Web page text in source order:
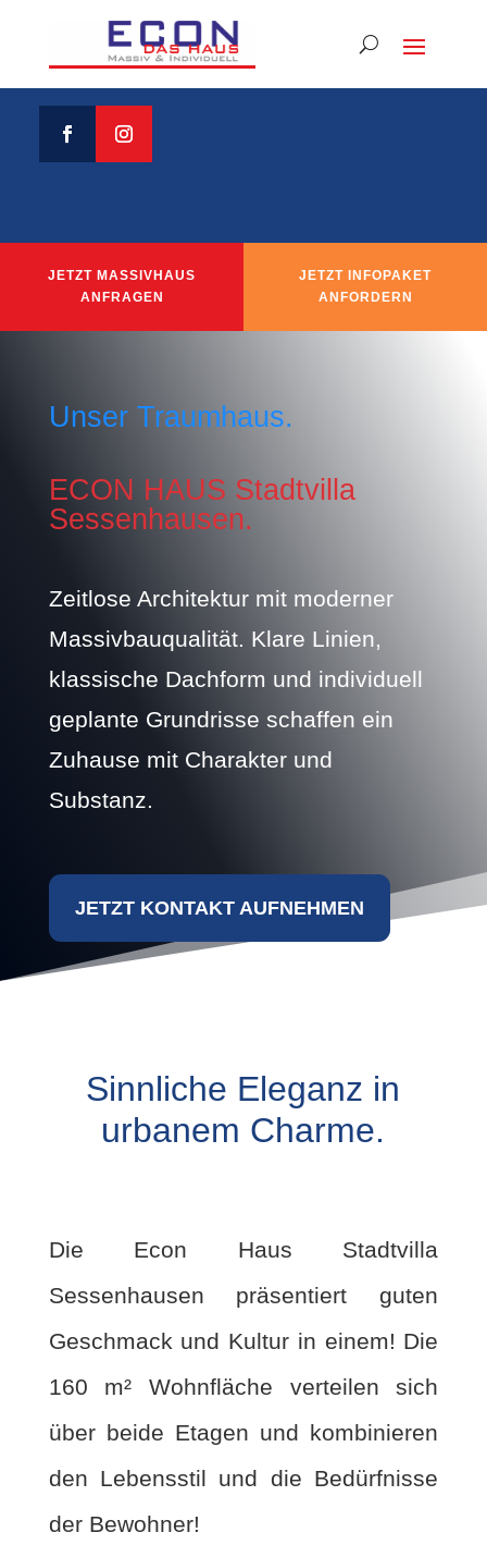
JETZT MASSIVHAUS
ANFRAGEN
JETZT INFOPAKET
ANFORDERN
Unser Traumhaus.
ECON HAUS Stadtvilla
Sessenhausen.
Zeitlose Architektur mit moderner
Massivbauqualität. Klare Linien,
klassische Dachform und individuell
geplante Grundrisse schaffen ein
Zuhause mit Charakter und
Substanz.
JETZT KONTAKT AUFNEHMEN
Sinnliche Eleganz in
urbanem Charme.
Die Econ Haus Stadtvilla
Sessenhausen präsentiert guten
Geschmack und Kultur in einem! Die
160 m² Wohnfläche verteilen sich
über beide Etagen und kombinieren
den Lebensstil und die Bedürfnisse
der Bewohner!